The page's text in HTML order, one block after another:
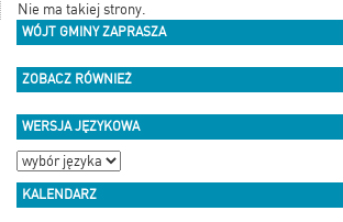
Nie ma takiej strony.
WÓJT GMINY ZAPRASZA
ZOBACZ RÓWNIEŻ
WERSJA JĘZYKOWA
KALENDARZ